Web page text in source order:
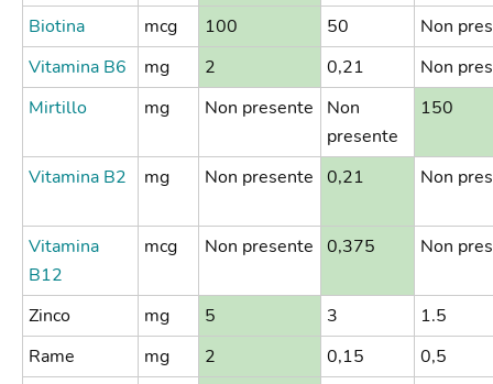
Biotina mcg 100 50
Non
Vitamina B6
mg 2 0,21
Non
Mirtillo
mg Non presente
Non
presente
150
Vitamina B2 mg Non presente 0,21 Non
Vitamina
B12
mcg Non presente 0,375 Non
Zinco mg 5 3
1.5
Rame
mg 2 0,15
0,5